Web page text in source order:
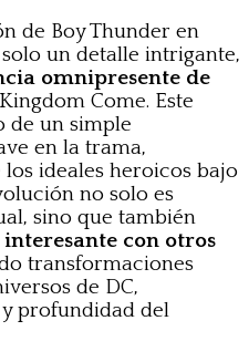
de Boy Thunder en
un detalle intrigante,
omnipresente de
Come. Este
de un simple
en la trama,
ideales heroicos bajo
no solo es
sino que también
con otros
transformaciones
de DC,
profundidad del